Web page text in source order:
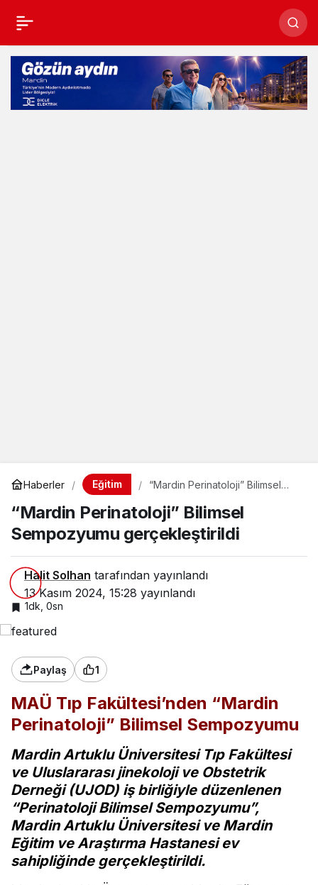
Haberler Eğitim
“Mardin Perinatoloji” Bilimsel
“Mardin Perinatoloji” Bilimsel
Sempozyumu gerçekleştirildi
Halit Solhan tarafından yayınlandı
13 Kasım 2024, 15:28 yayınlandı
1dk, 0sn
Paylaş 1
MAÜ Tıp Fakültesi’nden “Mardin
Perinatoloji” Bilimsel Sempozyumu
Mardin Artuklu Üniversitesi Tıp Fakültesi
ve Uluslararası jinekoloji ve Obstetrik
Derneği (UJOD) iş birliğiyle düzenlenen
“Perinatoloji Bilimsel Sempozyumu”,
Mardin Artuklu Üniversitesi ve Mardin
Eğitim ve Araştırma Hastanesi ev
sahipliğinde gerçekleştirildi.
“Mardin Perinatoloji”
Bilimsel Sempozyumu
gerçekleştirildi